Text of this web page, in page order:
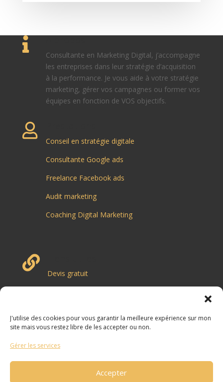
J'utilise des cookies pour vous garantir la meilleure expérience sur mon
site mais vous restez libre de les accepter ou non.
Gérer les services
Accepter

Consultante en Marketing Digital, j’accompagne
les entreprises dans leur stratégie d’acquisition
à la performance. Je vous aide à votre stratégie
marketing, gérer vos campagnes ou former vos
équipes en fonction de VOS objectifs.

Conseil en stratégie digitale
Consultante Google ads
Freelance Facebook ads
Audit marketing
Coaching Digital Marketing

Devis gratuit
Blog Marketing Digital
Rejoignez moi sur Linkedin